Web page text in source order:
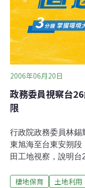
體，共同發起連署
的起點，發展精緻生
2006年06月20日
政務委員視察台
限
行政院政務委員林
東旭海至台東安朔段
田工地視察，說明
林錫耀表示會將意
棲地保育 土地利用